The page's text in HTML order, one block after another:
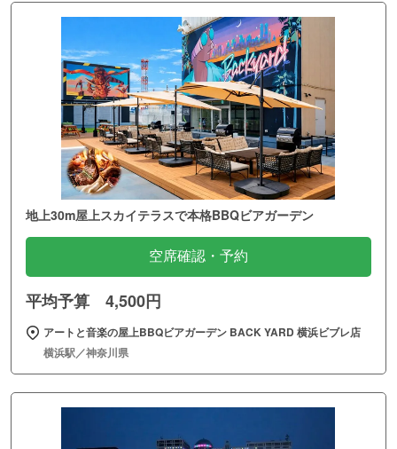
地上30m屋上スカイテラスで本格BBQビアガーデン
空席確認・予約
平均予算 4,500円
アートと音楽の屋上BBQビアガーデン BACK YARD 横浜ビブレ店
横浜駅／神奈川県